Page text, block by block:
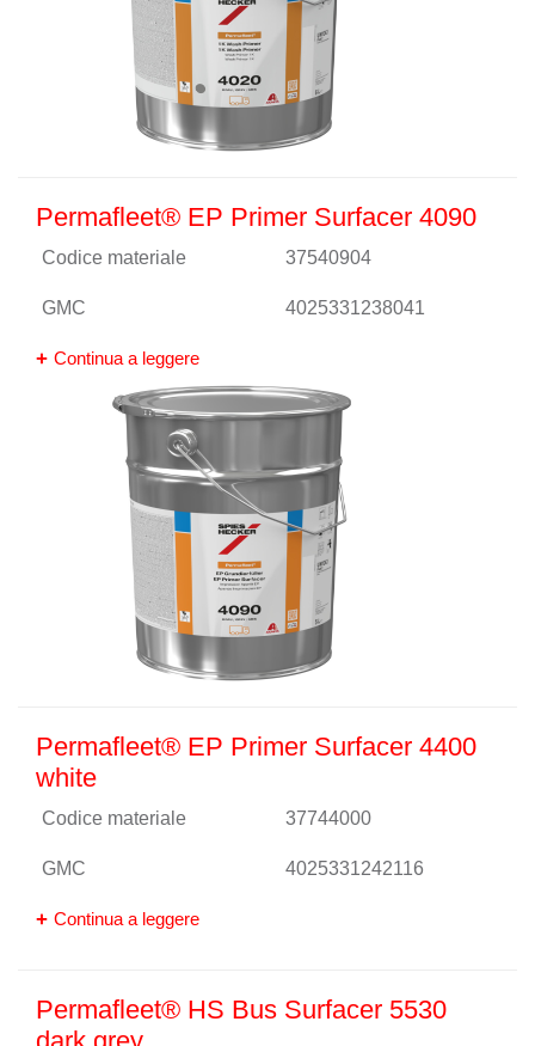
Permafleet® EP Primer Surfacer 4090
Codice materiale 37540904
GMC 4025331238041
Continua a leggere
Permafleet® EP Primer Surfacer 4400
white
Codice materiale 37744000
GMC 4025331242116
Continua a leggere
Permafleet® HS Bus Surfacer 5530